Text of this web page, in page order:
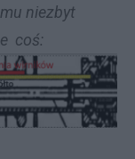
niezbyt
coś: